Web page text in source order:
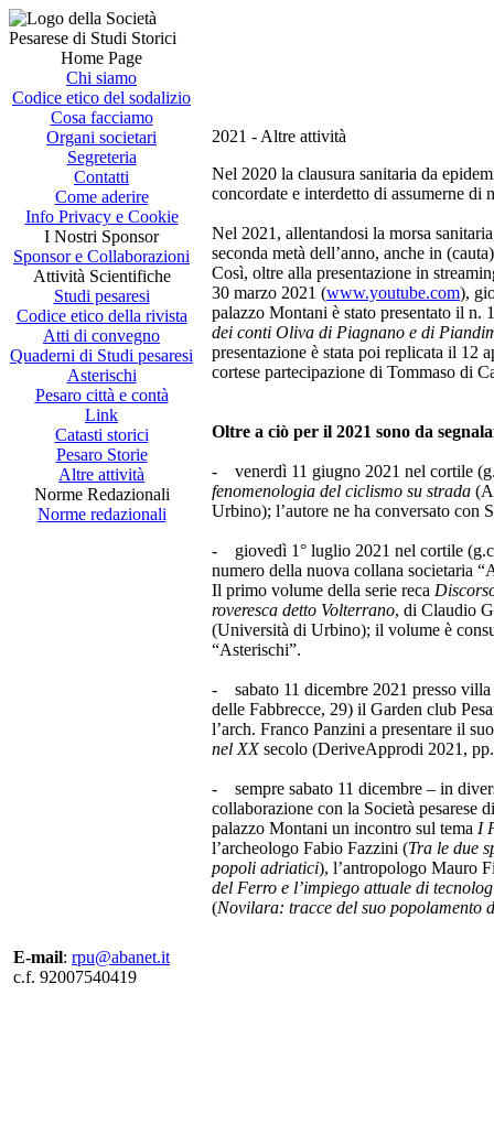
Home Page
Chi siamo
Codice etico del sodalizio
Cosa facciamo
Organi societari
Segreteria
Contatti
Come aderire
Info Privacy e Cookie
I Nostri Sponsor
Sponsor e Collaborazioni
Attività Scientifiche
Studi pesaresi
Codice etico della rivista
Atti di convegno
Quaderni di Studi pesaresi
Asterischi
Pesaro città e contà
Link
Catasti storici
Pesaro Storie
Altre attività
Norme Redazionali
Norme redazionali
2021 - Altre attività
Nel 2020 la clausura sanitaria da
concordate e interdetto di assumerne di
Nel 2021, allentandosi la morsa
seconda metà dell’anno, anche in
Così, oltre alla presentazione in
30 marzo 2021 (www.youtube.com),
palazzo Montani è stato presentato il n.
dei conti Oliva di Piagnano e di
presentazione è stata poi replicata il 12
cortese partecipazione di Tommaso di
Oltre a ciò per il 2021 sono da
- venerdì 11 giugno 2021 nel cortile
fenomenologia del ciclismo su strada
Urbino); l’autore ne ha conversato con
- giovedì 1° luglio 2021 nel cortile
numero della nuova collana societaria
Il primo volume della serie reca
roveresca detto Volterrano, di Claudio
(Università di Urbino); il volume è
“Asterischi”.
- sabato 11 dicembre 2021 presso
delle Fabbrecce, 29) il Garden club
l’arch. Franco Panzini a presentare il
nel XXsecolo (DeriveApprodi 2021,
- sempre sabato 11 dicembre – in
collaborazione con la Società pesarese
palazzo Montani un incontro sul tema I
l’archeologo Fabio Fazzini (Tra le due
popoli adriatici), l’antropologo Mauro
del Ferro e l’impiego attuale di
(Novilara: tracce del suo popolamento
E-mail: rpu@abanet.it
c.f. 92007540419